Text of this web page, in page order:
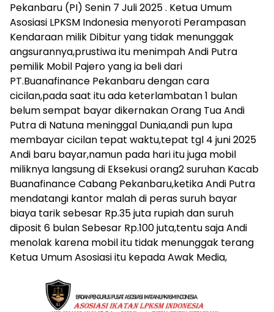
Pekanbaru (PI) Senin 7 Juli 2025 . Ketua Umum
Asosiasi LPKSM Indonesia menyoroti Perampasan
Kendaraan milik Dibitur yang tidak menunggak
angsurannya,prustiwa itu menimpah Andi Putra
pemilik Mobil Pajero yang ia beli dari
PT.Buanafinance Pekanbaru dengan cara
cicilan,pada saat itu ada keterlambatan 1 bulan
belum sempat bayar dikernakan Orang Tua Andi
Putra di Natuna meninggal Dunia,andi pun lupa
membayar cicilan tepat waktu,tepat tgl 4 juni 2025
Andi baru bayar,namun pada hari itu juga mobil
miliknya langsung di Eksekusi orang2 suruhan Kacab
Buanafinance Cabang Pekanbaru,ketika Andi Putra
mendatangi kantor malah di peras suruh bayar
biaya tarik sebesar Rp.35 juta rupiah dan suruh
diposit 6 bulan Sebesar Rp.100 juta,tentu saja Andi
menolak karena mobil itu tidak menunggak terang
Ketua Umum Asosiasi itu kepada Awak Media,